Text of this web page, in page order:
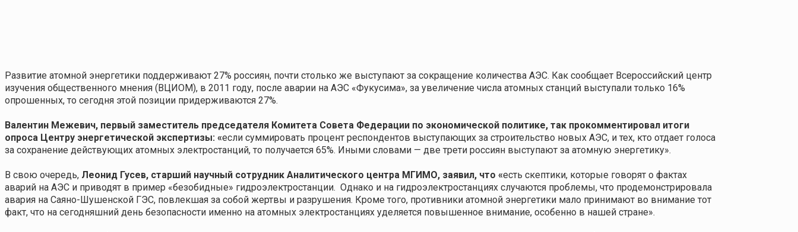
Развитие атомной энергетики поддерживают 27% россиян, почти столько же выступают за сокращение количества АЭС. Как сообщает Всероссийский центр
изучения общественного мнения (ВЦИОМ), в 2011 году, после аварии на АЭС «Фукусима», за увеличение числа атомных станций выступали только 16%
опрошенных, то сегодня этой позиции придерживаются 27%.
Валентин Межевич, первый заместитель председателя Комитета Совета Федерации по экономической политике, так прокомментировал итоги
опроса Центру энергетической экспертизы: «если суммировать процент респондентов выступающих за строительство новых АЭС, и тех, кто отдает голоса
за сохранение действующих атомных электростанций, то получается 65%. Иными словами — две трети россиян выступают за атомную энергетику».
В свою очередь, Леонид Гусев, старший научный сотрудник Аналитического центра МГИМО, заявил, что «есть скептики, которые говорят о фактах
аварий на АЭС и приводят в пример «безобидные» гидроэлектростанции. Однако и на гидроэлектростанциях случаются проблемы, что продемонстрировала
авария на Саяно-Шушенской ГЭС, повлекшая за собой жертвы и разрушения. Кроме того, противники атомной энергетики мало принимают во внимание тот
факт, что на сегодняшний день безопасности именно на атомных электростанциях уделяется повышенное внимание, особенно в нашей стране».